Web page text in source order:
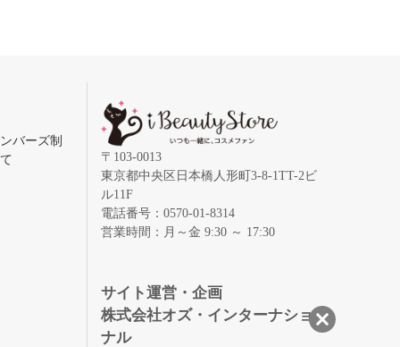
バーズ制
〒103-0013
東京都中央区日本橋人形町3-8-1TT-2ビ
ル11F
電話番号：0570-01-8314
営業時間：月～金 9:30 ～ 17:30
サイト運営・企画
株式会社オズ・インターナショ
ナル